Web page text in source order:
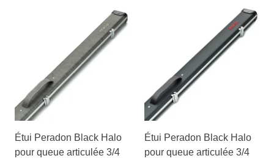
Étui Peradon Black Halo
pour queue articulée 3/4
Étui Peradon Black Halo
pour queue articulée 3/4